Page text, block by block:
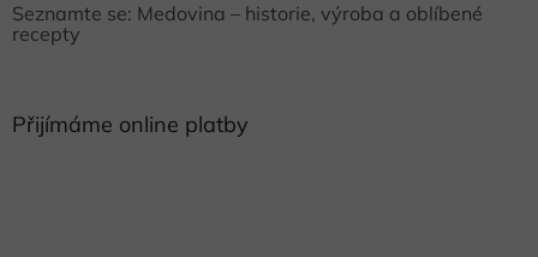
Seznamte se: Medovina – historie, výroba a oblíbené
recepty
Přijímáme online platby